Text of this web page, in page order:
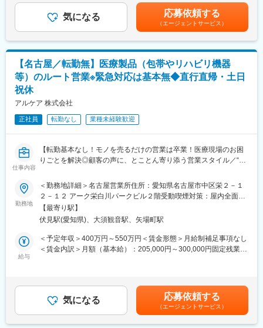
■入社後のフォロー体制：
・約10日間の導入研修に加え、現場OJTを通して、基本的な医療
の知識など業務に必要な基礎を身につけていただきます。
・その後、OJTにて、営業担当や先輩社員と一緒に訪問しなが
ら、業務に慣れていただきます。
★分からないことがあれば、周りの社員にいつでも相談できる環
■キャリアパス：
・有期契約（契約期間の定めあり・最長5年）です。契約更新は、
業務量および勤務成績等により判断します。
・営業職として正社員登用を目指す（登用試験あり）ケースや、
有期契約5年満了後に業務委託契約でアソシエイト職を続けるキャ
変更の範囲：会社の定める業務
■働き方：
年間休日128日・土日祝休み、残業時間は月平均10時間程となっ
ており、ワークライフバランスを整えやすい環境です。また、休
休日を取得いただきます。
【業務内容】
■設置据え付け修理・点検
■巡回訪問
■機器に関わる案内・フォロー（営業同行や勉強会実施など）
■機器部品の在庫管理・発注
【研修について】
入社後６カ月～最長１年程度、坂戸本社（埼玉）にて研修を予定
しております。丁寧に指導いたしますので、入社後も安心してキ
【タイムスケジュール例】
13:00～顧客訪問（修理訪問、営業同行、巡回訪問）
17:00～事務処理、報告書作成、スケジュール確認
18:00～退社
て上下する可能性があります。月給(月額)は固定手当を含めた表記
です。 気になる 応募依頼する
（エージェントサービス）
【名古屋／転勤無】医療製品（包帯やリハビリ機器
等）のルート営業※緊急対応は基本無◆直行直帰・土日
祝休
アルケア 株式会社
正社員 転勤なし 業種未経験歓迎
仕事内容
【転勤基本なし！モノを売るだけの営業は卒業！医療現場のお困
りごとを解決◎顧客の声に、とことん寄り添う営業スタイル／“ベ
■仕事内容：
担当エリアの医療機関および販売代理店に対し提案活動を担って
いただきます。ギプスや包帯、スキンケア製品等の消耗品から、
リハビリ機器、超音波画像診断装置など、アルケアが扱っている
全製品を幅広くご提案いただくことができます。
※出張もしくは日帰りにて担当エリアをお持ちいただきます。直行
■入社後の研修体制：
入社時の研修と、現場配属後のOJTを実施します。異業界からの
中途入社者も多く、安心できる教育体制を整えています。また、
勤務地
＜勤務地詳細＞名古屋営業所住所：愛知県名古屋市中区栄２－１
２－１２ アーク栄白川パークビル２階受動喫煙対策：屋内全面禁
煙変更の範囲：会社の定める事業所（リモートワーク含む）
【最寄り駅】
伏見駅(愛知県)、大須観音駅、矢場町駅
給与
＜予定年収＞400万円～550万円＜賃金形態＞月給制補足事項なし
＜賃金内訳＞月額（基本給）：205,000円～300,000円固定残業手
＞※固定残業代は外勤手当として支給いたします。※ご経験・スキ
ルを考慮し、社内規定により決定いたします。■昇給：年1回（7
月）■賞与：年2回（3月・9月／※過去実績：4.4ヶ月）賃金はあく
までも目安の金額であり、選考を通じて上下する可能性がありま
気になる 応募依頼する
（エージェントサービス）